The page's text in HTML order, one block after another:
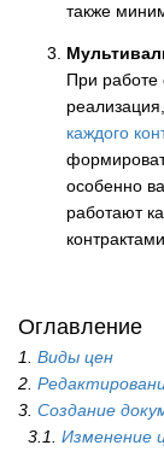
также
При работе
каждого
особенно
работают
контрактами.
Оглавление
1. Виды цен
2.
3. Создание
3.1. Изменение